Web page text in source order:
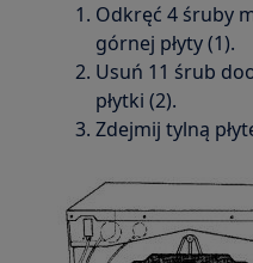
Odkręć 4 śruby
górnej płyty (1).
Usuń 11 śrub
płytki (2).
Zdejmij tylną